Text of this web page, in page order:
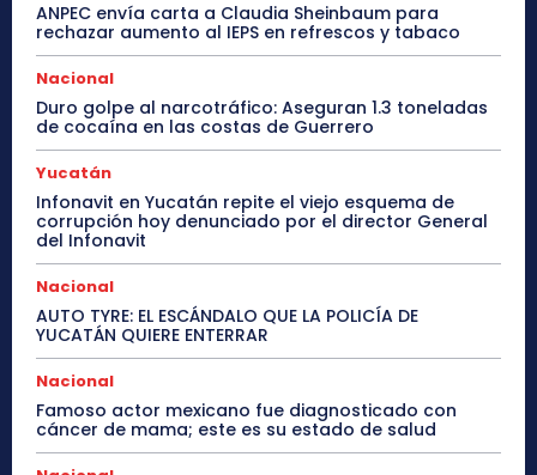
ANPEC envía carta a Claudia Sheinbaum para
rechazar aumento al IEPS en refrescos y tabaco
Nacional
Duro golpe al narcotráfico: Aseguran 1.3 toneladas
de cocaína en las costas de Guerrero
Yucatán
Infonavit en Yucatán repite el viejo esquema de
corrupción hoy denunciado por el director General
del Infonavit
Nacional
AUTO TYRE: EL ESCÁNDALO QUE LA POLICÍA DE
YUCATÁN QUIERE ENTERRAR
Nacional
Famoso actor mexicano fue diagnosticado con
cáncer de mama; este es su estado de salud